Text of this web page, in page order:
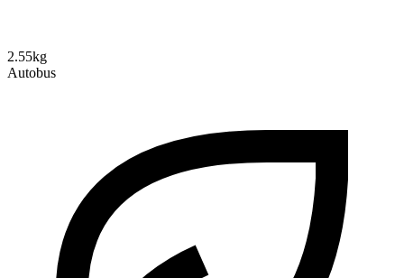
2.55kg
Autobus